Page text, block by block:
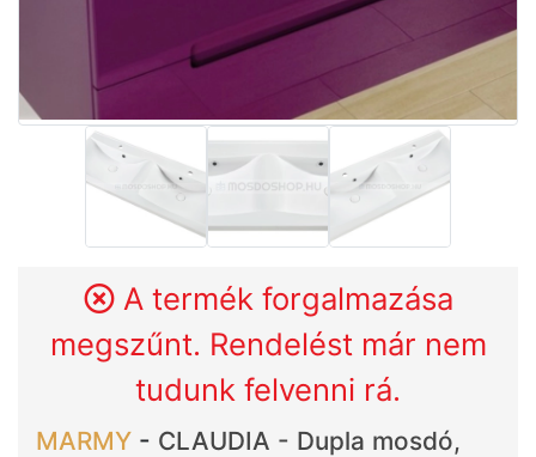
A termék forgalmazása
megszűnt. Rendelést már nem
tudunk felvenni rá.
MARMY - CLAUDIA - Dupla mosdó,